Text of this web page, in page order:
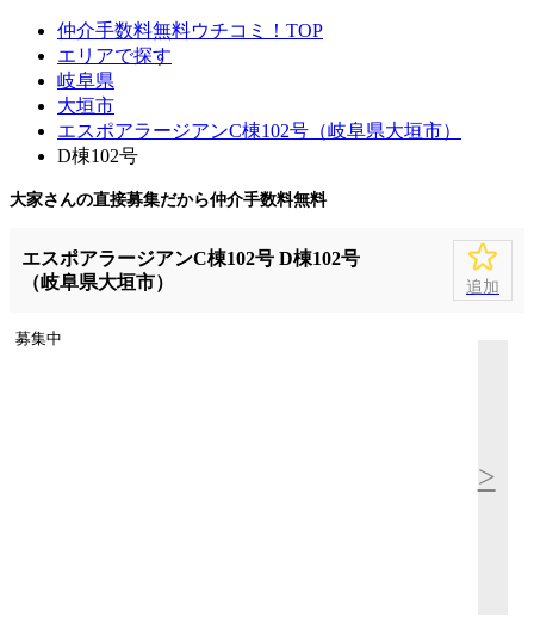
仲介手数料無料ウチコミ！TOP
エリアで探す
岐阜県
大垣市
エスポアラージアンC棟102号（岐阜県大垣市）
D棟102号
大家さんの直接募集だから仲介手数料無料
エスポアラージアンC棟102号 D棟102号
（岐阜県大垣市）
追加
募集中
>